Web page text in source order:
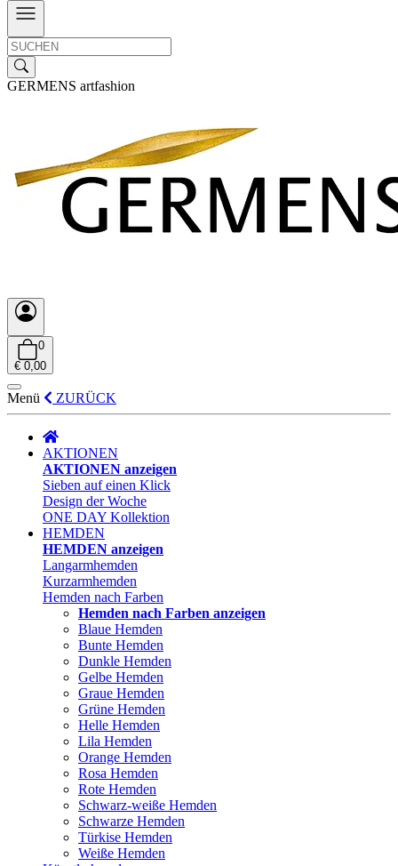
GERMENS artfashion
0
€ 0,00
Menü ZURÜCK
AKTIONEN
AKTIONEN anzeigen
Sieben auf einen Klick
Design der Woche
ONE DAY Kollektion
HEMDEN
HEMDEN anzeigen
Langarmhemden
Kurzarmhemden
Hemden nach Farben
Hemden nach Farben anzeigen
Blaue Hemden
Bunte Hemden
Dunkle Hemden
Gelbe Hemden
Graue Hemden
Grüne Hemden
Helle Hemden
Lila Hemden
Orange Hemden
Rosa Hemden
Rote Hemden
Schwarz-weiße Hemden
Schwarze Hemden
Türkise Hemden
Weiße Hemden